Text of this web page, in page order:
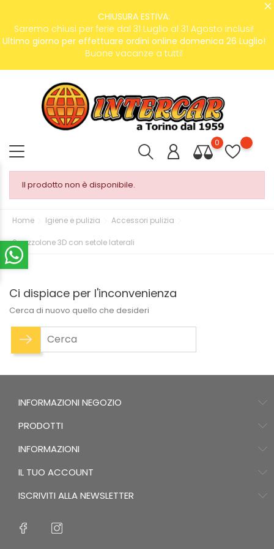
CHIUSURA ESTIVA:
Saremo chiusi per ferie dal 31 Luglio al 31 Agosto inclusi!
Ultimo giorno per effettuare ordini online domenica 26 Luglio!
Buone vacanze a tutti!
0
Il prodotto non è disponibile.
Home Igiene e pulizia Accessori pulizia
Spazzolone 3D con setole laterali
Ci dispiace per l'inconvenienza
Cerca di nuovo quello che desideri
INFORMAZIONI NEGOZIO
PRODOTTI
INFORMAZIONI
IL TUO ACCOUNT
ISCRIVITI ALLA NEWSLETTER